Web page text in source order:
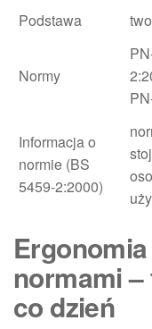
Podstawa
Normy
Informacja o
normie (BS
5459-2:2000)
normami
co dzień